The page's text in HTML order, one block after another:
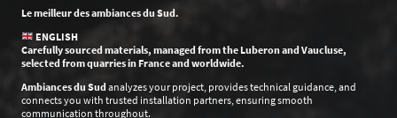
Le meilleur des ambiances du Sud.
ENGLISH
Carefully sourced materials, managed from the Luberon and Vaucluse,
selected from quarries in France and worldwide.
Ambiances du Sud analyzes your project, provides technical guidance, and
connects you with trusted installation partners, ensuring smooth
communication throughout.